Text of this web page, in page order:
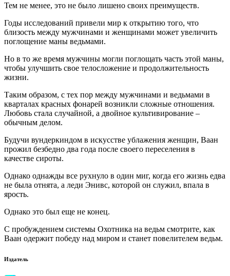
Тем не менее, это не было лишено своих преимуществ.
Годы исследований привели мир к открытию того, что
близость между мужчинами и женщинами может увеличить
поглощение маны ведьмами.
Но в то же время мужчины могли поглощать часть этой маны,
чтобы улучшить свое телосложение и продолжительность
жизни.
Таким образом, с тех пор между мужчинами и ведьмами в
кварталах красных фонарей возникли сложные отношения.
Любовь стала случайной, а двойное культивирование –
обычным делом.
Будучи вундеркиндом в искусстве ублажения женщин, Ваан
прожил безбедно два года после своего переселения в
качестве сироты.
Однако однажды все рухнуло в один миг, когда его жизнь едва
не была отнята, а леди Энивс, которой он служил, впала в
ярость.
Однако это был еще не конец.
С пробуждением системы Охотника на ведьм смотрите, как
Ваан одержит победу над миром и станет повелителем ведьм.
Издатель